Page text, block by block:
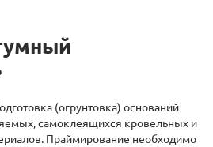
(огрунтовка) оснований
самоклеящихся кровельных и
Праймирование необходимо